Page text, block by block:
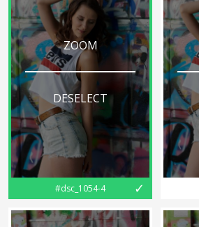
ZOOM
DESELECT
✓
#dsc_1054-4